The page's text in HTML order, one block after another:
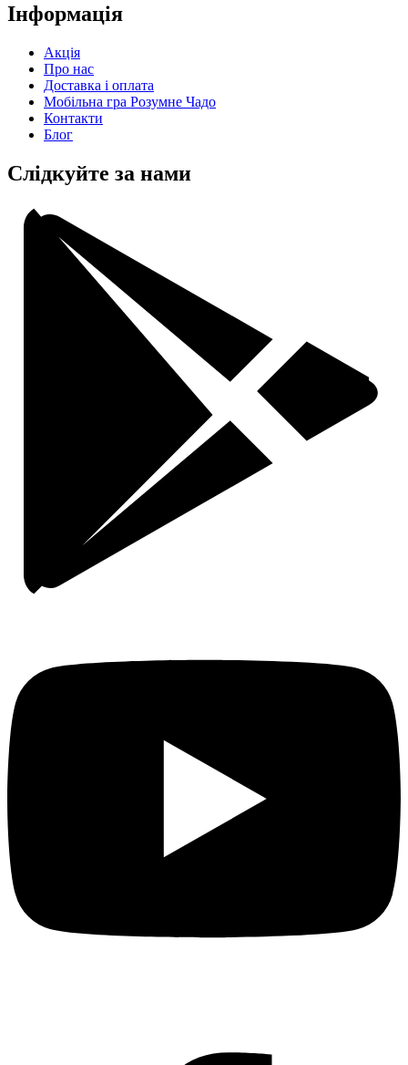
Інформація
Акція
Про нас
Доставка і оплата
Мобільна гра Розумне Чадо
Контакти
Блог
Слідкуйте за нами